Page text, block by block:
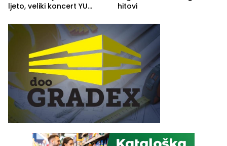
ljeto, veliki koncert YU
ove godine
hitovi